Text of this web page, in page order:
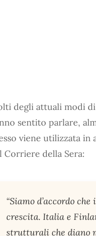
degli attuali modi
sentito parlare,
viene utilizzata in
Corriere della Sera:
“Siamo d’accordo che
crescita. Italia e
strutturali che diano